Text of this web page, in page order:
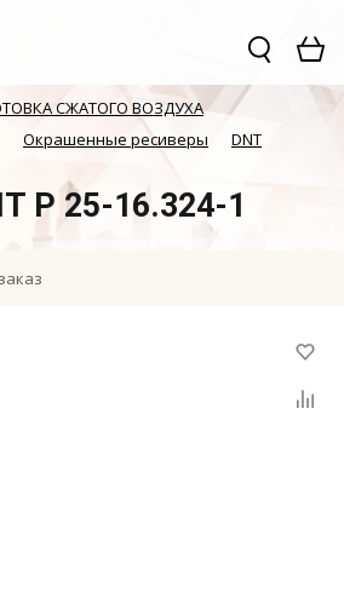
СЖАТОГО ВОЗДУХА
Окрашенные ресиверы DNT
Р 25-16.324-1